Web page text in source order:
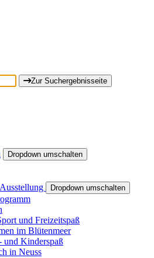
Zur Suchergebnisseite
Dropdown umschalten
Dropdown umschalten
und Freizeitspaß
im Blütenmeer
und Kinderspaß
in Neuss